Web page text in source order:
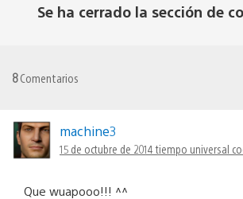
Se ha cerrado la sección de
8Comentarios
machine3
15 de octubre de 2014 tiempo universal
Que wuapooo!!! ^^